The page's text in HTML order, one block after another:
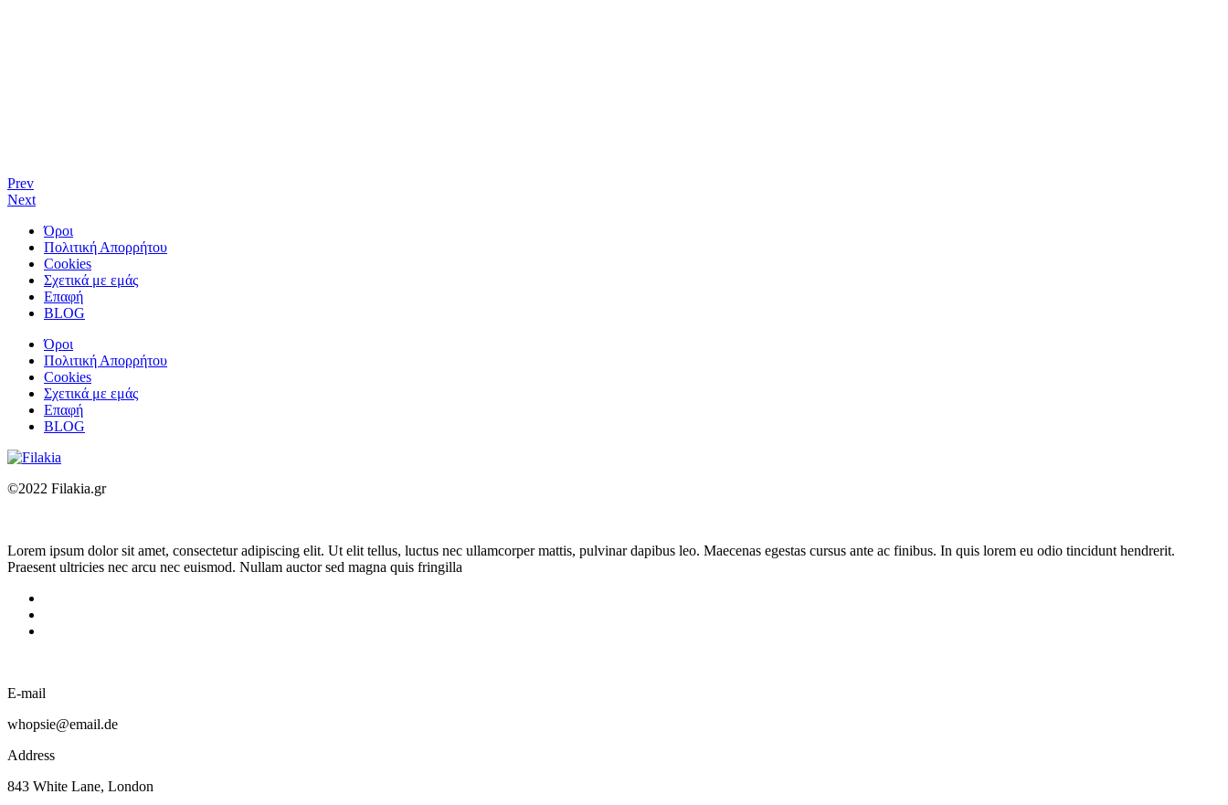
Prev
Next
Όροι
Πολιτική Απορρήτου
Cookies
Σχετικά με εμάς
Επαφή
BLOG
Όροι
Πολιτική Απορρήτου
Cookies
Σχετικά με εμάς
Επαφή
BLOG
©2022 Filakia.gr
Lorem ipsum dolor sit amet, consectetur adipiscing elit. Ut elit tellus, luctus nec ullamcorper mattis, pulvinar dapibus leo. Maecenas egestas cursus ante ac finibus. In quis lorem eu odio tincidunt hendrerit.
Praesent ultricies nec arcu nec euismod. Nullam auctor sed magna quis fringilla
E-mail
whopsie@email.de
Address
843 White Lane, London